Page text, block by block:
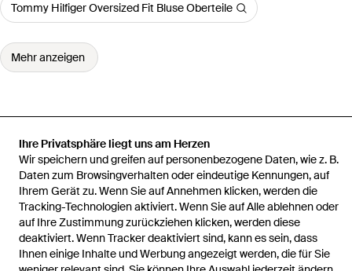
Ihre Privatsphäre liegt uns am Herzen
Wir speichern und greifen auf personenbezogene Daten, wie z. B.
Daten zum Browsingverhalten oder eindeutige Kennungen, auf
Ihrem Gerät zu. Wenn Sie auf Annehmen klicken, werden die
Tracking-Technologien aktiviert. Wenn Sie auf Alle ablehnen oder
auf Ihre Zustimmung zurückziehen klicken, werden diese
deaktiviert. Wenn Tracker deaktiviert sind, kann es sein, dass
Ihnen einige Inhalte und Werbung angezeigt werden, die für Sie
Tommy Hilfiger Oversized Fit Bluse Oberteile
Mehr anzeigen
Startseite Damen Oberteile KARL LAGERFELD Oberteile
Rue St-Guillaume
Hilfe und Informationen